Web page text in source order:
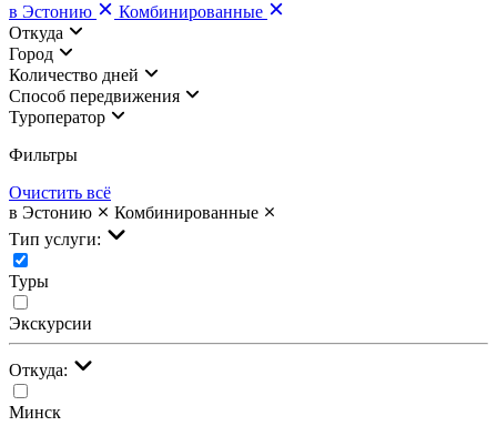
в Эстонию
Комбинированные
Откуда
Город
Количество дней
Cпособ передвижения
Туроператор
Фильтры
Очистить всё
в Эстонию
Комбинированные
Тип услуги:
Туры
Экскурсии
Откуда:
Минск